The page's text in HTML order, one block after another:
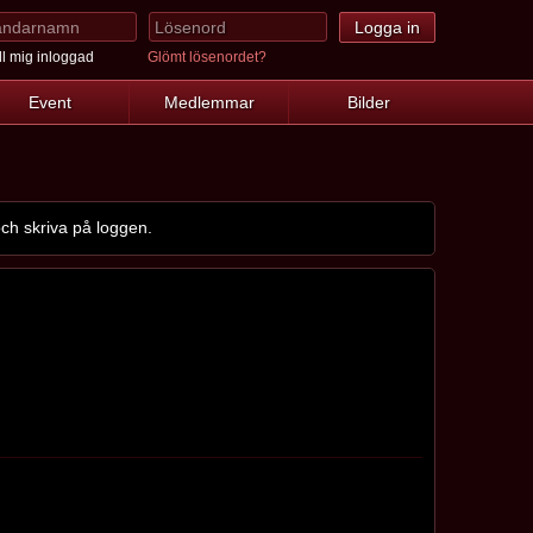
mig inloggad Glömt lösenordet?
Event Medlemmar Bilder
skriva på loggen.